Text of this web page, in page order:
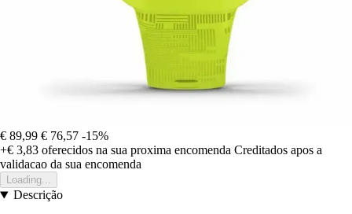
€ 89,99 € 76,57 -15%
+€ 3,83 oferecidos na sua proxima encomenda Creditados apos a
validacao da sua encomenda
Loading...
Descrição